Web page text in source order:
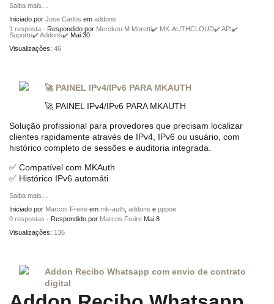
Saiba mais…
Iniciado por Jose Carlos em addons
1 resposta · Respondido por Merckeu M Moretti✔️ MK-AUTHCLOUD✔️ API✔️
Suporte✔️ Addons✔️ Mai 30
Visualizações: 46
🚀 PAINEL IPv4/IPv6 PARA MKAUTH
🚀 PAINEL IPv4/IPv6 PARA MKAUTH
Solução profissional para provedores que precisam localizar
clientes rapidamente através de IPv4, IPv6 ou usuário, com
histórico completo de sessões e auditoria integrada.
✅ Compatível com MKAuth
✅ Histórico IPv6 automáti
Saiba mais…
Iniciado por Marcos Freire em mk-auth addons e pppoe
0 respostas · Respondido por Marcos Freire Mai 8
Visualizações: 136
Addon Recibo Whatsapp com envio de contrato
digital